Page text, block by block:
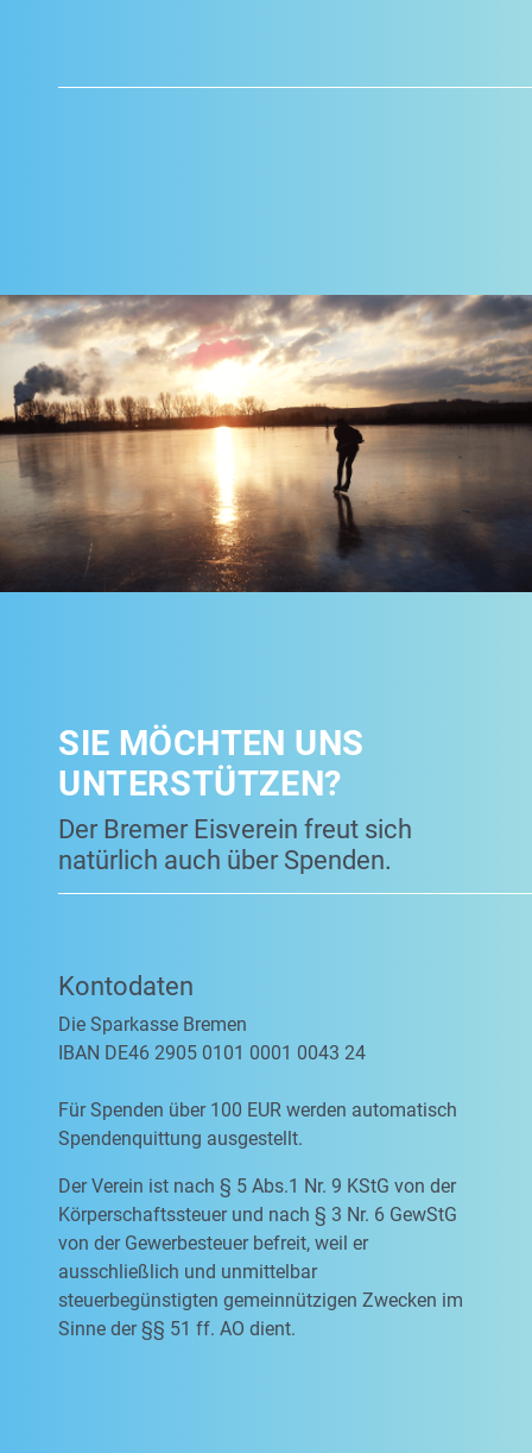
SIE MÖCHTEN UNS
UNTERSTÜTZEN?
Der Bremer Eisverein freut sich
natürlich auch über Spenden.
Kontodaten
Die Sparkasse Bremen
IBAN DE46 2905 0101 0001 0043 24
Für Spenden über 100 EUR werden automatisch
Spendenquittung ausgestellt.
Der Verein ist nach § 5 Abs.1 Nr. 9 KStG von der
Körperschaftssteuer und nach § 3 Nr. 6 GewStG
von der Gewerbesteuer befreit, weil er
ausschließlich und unmittelbar
steuerbegünstigten gemeinnützigen Zwecken im
Sinne der §§ 51 ff. AO dient.